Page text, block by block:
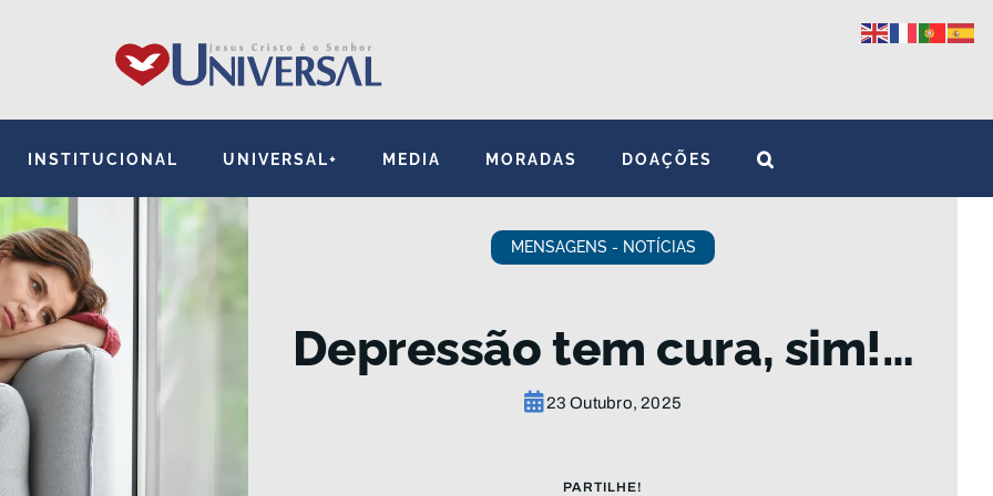
INSTITUCIONAL UNIVERSAL+ MEDIA MORADAS DOAÇÕES
MENSAGENS - NOTÍCIAS
Depressão tem cura, sim!…
23 Outubro, 2025
PARTILHE!